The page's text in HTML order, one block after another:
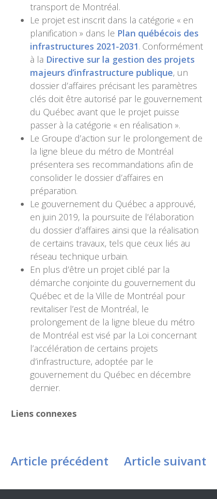
transport de Montréal.
Le projet est inscrit dans la catégorie « en
planification » dans le Plan québécois des
infrastructures 2021-2031. Conformément
à la Directive sur la gestion des projets
majeurs d’infrastructure publique, un
dossier d’affaires précisant les paramètres
clés doit être autorisé par le gouvernement
du Québec avant que le projet puisse
passer à la catégorie « en réalisation ».
Le Groupe d’action sur le prolongement de
la ligne bleue du métro de Montréal
présentera ses recommandations afin de
consolider le dossier d’affaires en
préparation.
Le gouvernement du Québec a approuvé,
en juin 2019, la poursuite de l’élaboration
du dossier d’affaires ainsi que la réalisation
de certains travaux, tels que ceux liés au
réseau technique urbain.
En plus d’être un projet ciblé par la
démarche conjointe du gouvernement du
Québec et de la Ville de Montréal pour
revitaliser l’est de Montréal, le
prolongement de la ligne bleue du métro
de Montréal est visé par la Loi concernant
l’accélération de certains projets
d’infrastructure, adoptée par le
gouvernement du Québec en décembre
dernier.
Liens connexes
Article précédent Article suivant